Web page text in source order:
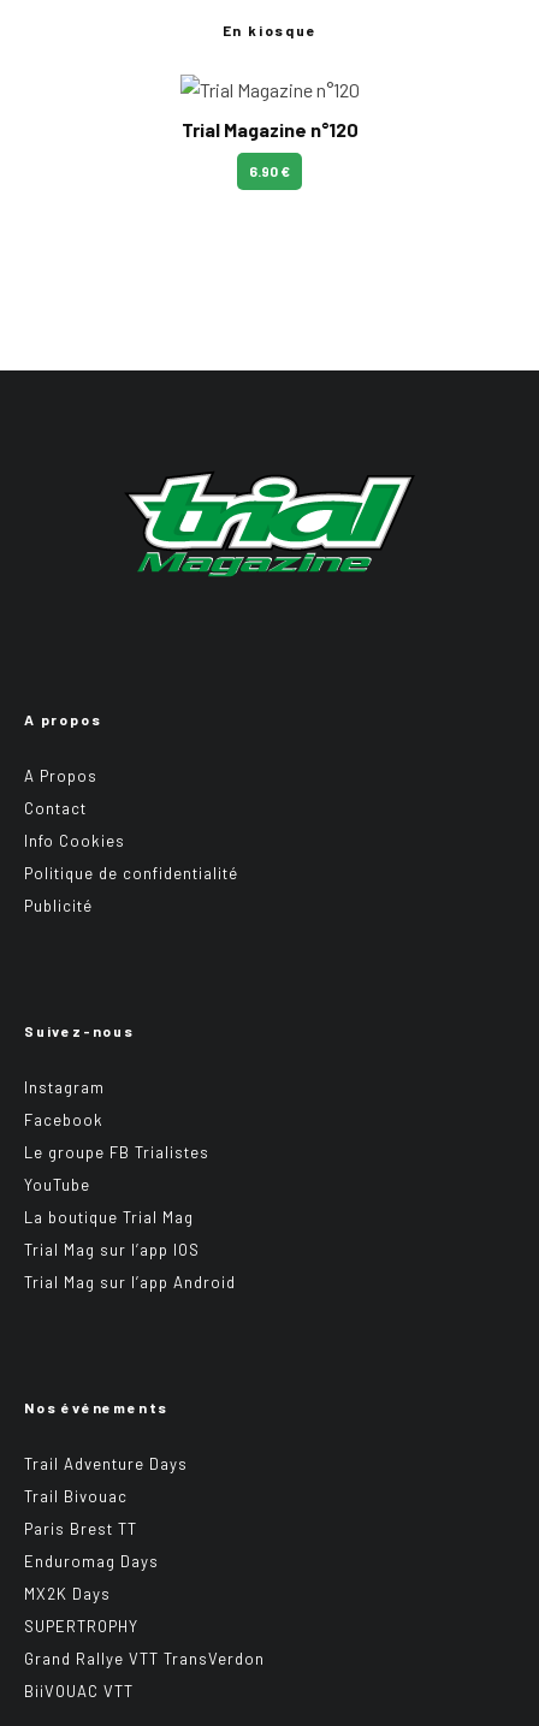
En kiosque
Trial Magazine n°120
6.90 €
A propos
A Propos
Contact
Info Cookies
Politique de confidentialité
Publicité
Suivez-nous
Instagram
Facebook
Le groupe FB Trialistes
YouTube
La boutique Trial Mag
Trial Mag sur l’app IOS
Trial Mag sur l’app Android
Nos événements
Trail Adventure Days
Trail Bivouac
Paris Brest TT
Enduromag Days
MX2K Days
SUPERTROPHY
Grand Rallye VTT TransVerdon
BiiVOUAC VTT